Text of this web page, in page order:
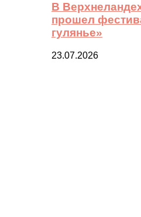
В
прошел
гулянье»
23.07.2026